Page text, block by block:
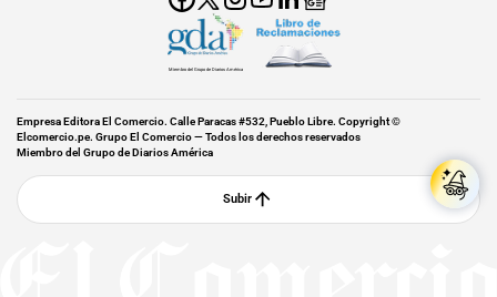
Miembro del Grupo de Diarios América
Empresa Editora El Comercio. Calle Paracas #532, Pueblo Libre. Copyright ©
Elcomercio.pe. Grupo El Comercio — Todos los derechos reservados
Miembro del Grupo de Diarios América
Subir